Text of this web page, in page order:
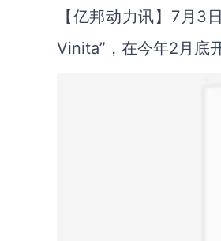
【亿邦动力讯】7月3
Vinita”，在今年2月底